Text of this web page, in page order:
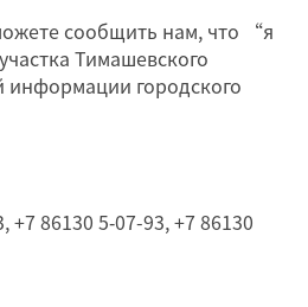
сообщить нам, что “я
Тимашевского
городского
+7 86130 5‑07-93, +7 86130